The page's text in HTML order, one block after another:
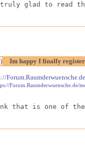
glad to read
Im happy I finally
Forum.Raumderwuensche.de
Forum.Raumderwuensche.de/
that is one of the